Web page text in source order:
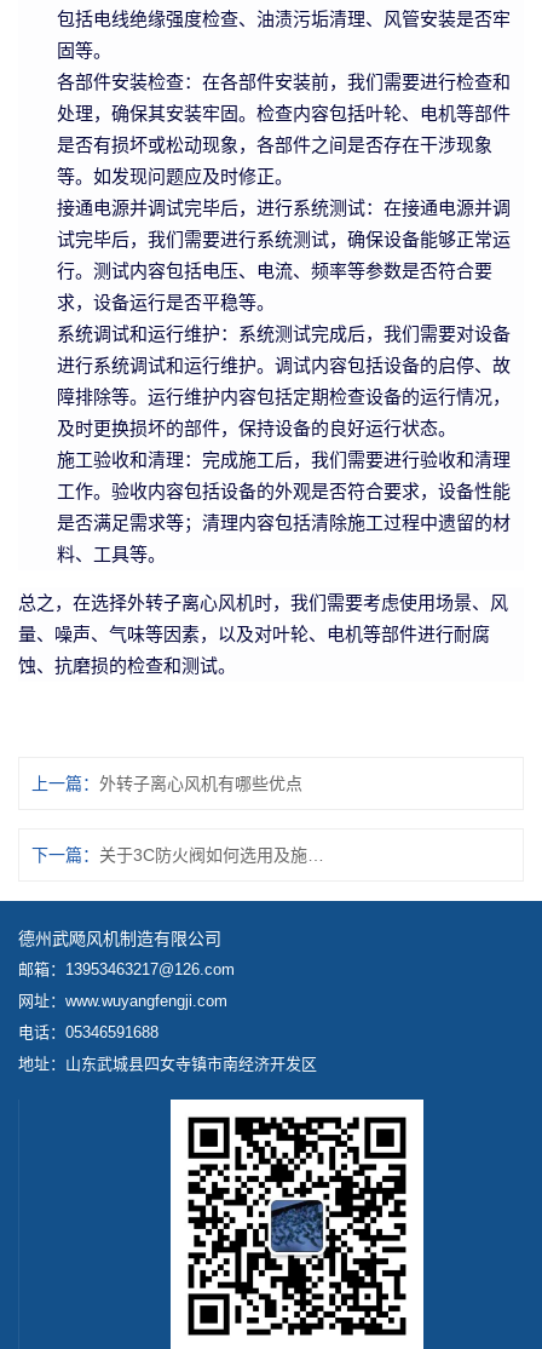
包括电线绝缘强度检查、油渍污垢清理、风管安装是否牢
固等。
各部件安装检查：在各部件安装前，我们需要进行检查和
处理，确保其安装牢固。检查内容包括叶轮、电机等部件
是否有损坏或松动现象，各部件之间是否存在干涉现象
等。如发现问题应及时修正。
接通电源并调试完毕后，进行系统测试：在接通电源并调
试完毕后，我们需要进行系统测试，确保设备能够正常运
行。测试内容包括电压、电流、频率等参数是否符合要
求，设备运行是否平稳等。
系统调试和运行维护：系统测试完成后，我们需要对设备
进行系统调试和运行维护。调试内容包括设备的启停、故
障排除等。运行维护内容包括定期检查设备的运行情况，
及时更换损坏的部件，保持设备的良好运行状态。
施工验收和清理：完成施工后，我们需要进行验收和清理
工作。验收内容包括设备的外观是否符合要求，设备性能
是否满足需求等；清理内容包括清除施工过程中遗留的材
料、工具等。
总之，在选择外转子离心风机时，我们需要考虑使用场景、风
量、噪声、气味等因素，以及对叶轮、电机等部件进行耐腐
蚀、抗磨损的检查和测试。
上一篇： 外转子离心风机有哪些优点
下一篇： 关于3C防火阀如何选用及施工安装的方法
德州武飏风机制造有限公司
邮箱：13953463217@126.com
网址：www.wuyangfengji.com
电话：05346591688
地址：山东武城县四女寺镇市南经济开发区